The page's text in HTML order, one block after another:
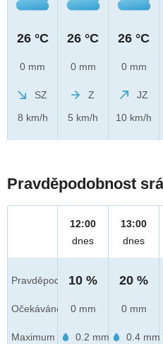
26 °C
0 mm
SZ
8 km/h
26 °C
0 mm
Z
5 km/h
26 °C
0 mm
JZ
10 km/h
Pravděpodobnost
Pravděpod.
Očekáváno
Maximum
12:00
dnes
10 %
0 mm
0.2 mm
13:00
dnes
20 %
0 mm
0.4 mm